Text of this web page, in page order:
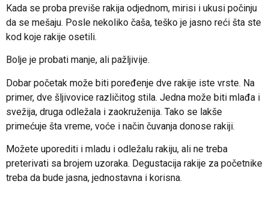
Kada se proba previše rakija odjednom, mirisi i ukusi počinju
da se mešaju. Posle nekoliko čaša, teško je jasno reći šta ste
kod koje rakije osetili.
Bolje je probati manje, ali pažljivije.
Dobar početak može biti poređenje dve rakije iste vrste. Na
primer, dve šljivovice različitog stila. Jedna može biti mlađa i
svežija, druga odležala i zaokruženija. Tako se lakše
primećuje šta vreme, voće i način čuvanja donose rakiji.
Možete uporediti i mladu i odležalu rakiju, ali ne treba
preterivati sa brojem uzoraka. Degustacija rakije za početnike
treba da bude jasna, jednostavna i korisna.